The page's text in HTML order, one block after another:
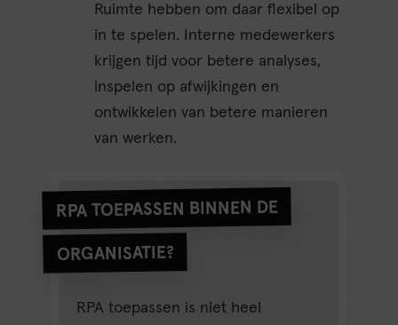
Ruimte hebben om daar flexibel op
in te spelen. Interne medewerkers
krijgen tijd voor betere analyses,
inspelen op afwijkingen en
ontwikkelen van betere manieren
van werken.
RPA TOEPASSEN BINNEN DE
ORGANISATIE?
RPA toepassen is niet heel